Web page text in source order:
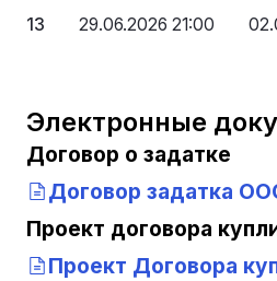
13 29.06.2026 21:00
Электронные
Договор о задатке
Договор задатка
Проект договора
Проект Договора